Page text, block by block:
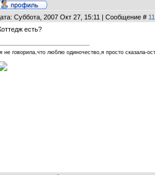
Суббота, 2007 Окт 27, 15:11 | Сообщение # 11
есть?
не говорила,что люблю одиночество,я просто сказала-